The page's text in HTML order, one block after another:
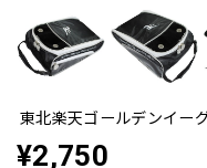
東北楽天ゴールデンイー
¥2,750